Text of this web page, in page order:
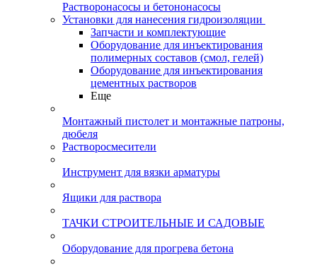
Растворонасосы и бетононасосы
Установки для нанесения гидроизоляции
Запчасти и комплектующие
Оборудование для инъектирования
полимерных составов (смол, гелей)
Оборудование для инъектирования
цементных растворов
Еще
Монтажный пистолет и монтажные патроны,
дюбеля
Растворосмесители
Инструмент для вязки арматуры
Ящики для раствора
ТАЧКИ СТРОИТЕЛЬНЫЕ И САДОВЫЕ
Оборудование для прогрева бетона